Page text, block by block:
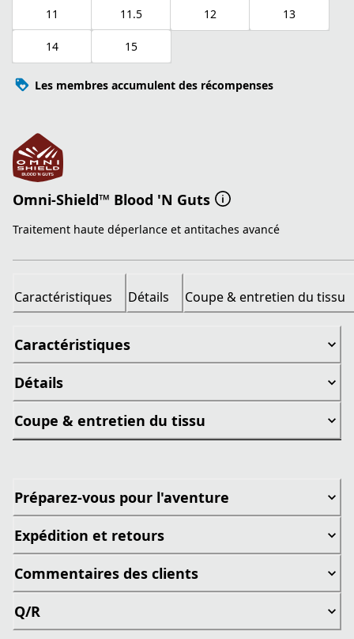
11 11.5 12 13
14 15
Les membres accumulent des récompenses
Omni-Shield™ Blood 'N Guts
Traitement haute déperlance et antitaches avancé
Caractéristiques Détails Coupe & entretien du tissu
Caractéristiques
Détails
Coupe & entretien du tissu
Préparez-vous pour l'aventure
Expédition et retours
Commentaires des clients
Q/R